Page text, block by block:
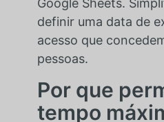
Google Sheets.
definir uma data de
acesso que
pessoas.
Por que
tempo